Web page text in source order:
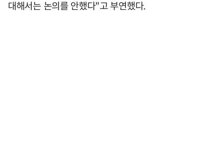
대해서는 논의를 안했다"고 부연했다.